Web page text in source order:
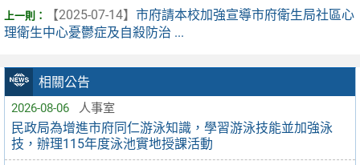
相關公告
2026-08-06 人事室
民政局為增進市府同仁游泳知識，學習游泳技能並加強泳
技，辦理115年度泳池實地授課活動
【2025-07-14】 市府請本校加強宣導市府衛生局社區心
理衛生中心憂鬱症及自殺防治 ...